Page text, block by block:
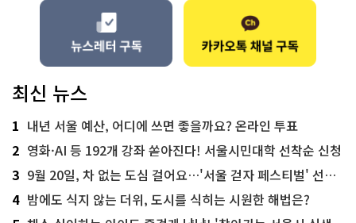
최신 뉴스
1 내년 서울 예산, 어디에 쓰면 좋을까요? 온라인 투표
2 영화·AI 등 192개 강좌 쏟아진다! 서울시민대학 선착순 신청
3 9월 20일, 차 없는 도심 걸어요…'서울 걷자 페스티벌' 선착순 5천명
4 밤에도 식지 않는 더위, 도시를 식히는 시원한 해법은?